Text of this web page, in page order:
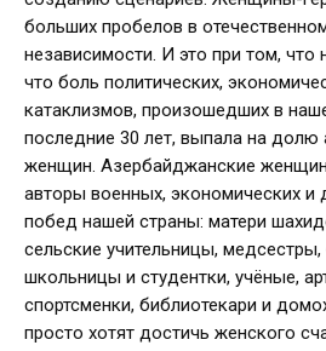
больших пробелов в
независимости. И это при том, что
что боль политических,
катаклизмов, произошедших в
последние 30 лет, выпала на долю
женщин. Азербайджанские
авторы военных, экономических и
побед нашей страны: матери
сельские учительницы,
школьницы и студентки, учёные,
спортсменки, библиотекари и
просто хотят достичь женского